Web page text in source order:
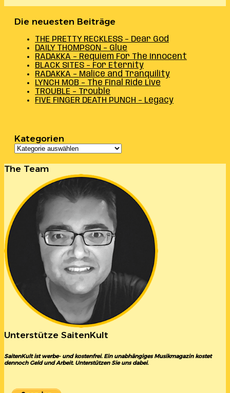
Die neuesten Beiträge
THE PRETTY RECKLESS – Dear God
DAILY THOMPSON – Glue
RADAKKA – Requiem For The Innocent
BLACK SITES – For Eternity
RADAKKA – Malice and Tranquility
LYNCH MOB – The Final Ride Live
TROUBLE – Trouble
FIVE FINGER DEATH PUNCH – Legacy
Kategorien
Kategorien
The Team
Unterstütze SaitenKult
SaitenKult ist werbe- und kostenfrei. Ein unabhängiges Musikmagazin kostet
dennoch Geld und Arbeit. Unterstützen Sie uns dabei.